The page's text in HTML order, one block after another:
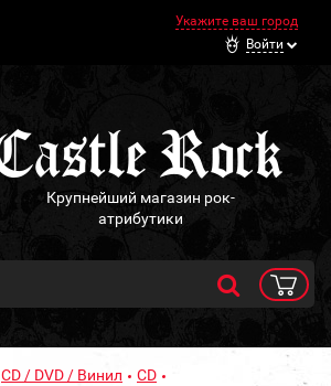
Укажите ваш город
Войти
Крупнейший магазин рок-
атрибутики
CD / DVD / Винил
CD